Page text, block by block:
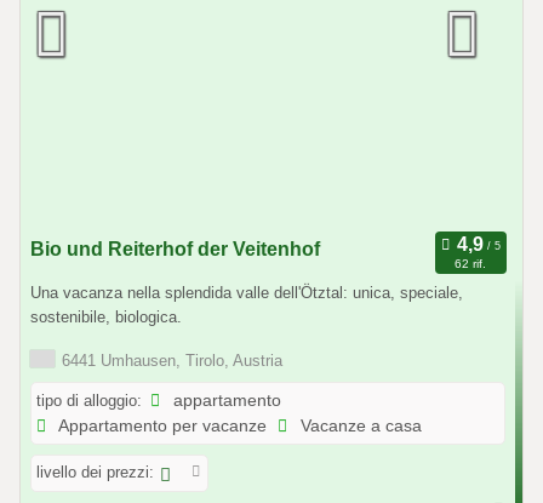
Bio und Reiterhof der Veitenhof
62 rif.
Una vacanza nella splendida valle dell'Ötztal: unica, speciale,
sostenibile, biologica.
6441 Umhausen, Tirolo, Austria
tipo di alloggio:
appartamento
Appartamento per vacanze
Vacanze a casa
livello dei prezzi: